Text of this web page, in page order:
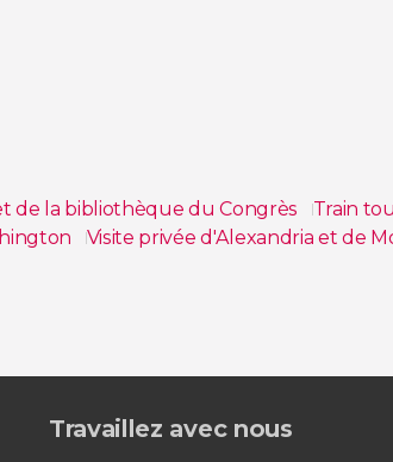
de la bibliothèque du Congrès
Train
Visite privée d'Alexandria et de
Travaillez avec nous